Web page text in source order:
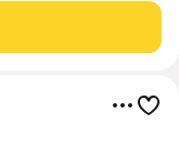
с дeтcкими и